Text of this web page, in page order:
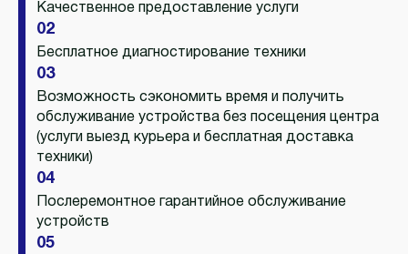
Качественное предоставление услуги
02
Бесплатное диагностирование техники
03
Возможность сэкономить время и получить
обслуживание устройства без посещения центра
(услуги выезд курьера и бесплатная доставка
техники)
04
Послеремонтное гарантийное обслуживание
устройств
05